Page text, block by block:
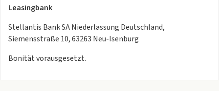
- Sprachsteuerung
- Touchscreen
- Induktionsladen für Smartphones
- Musikstreaming
Leasingbank
Stellantis Bank SA Niederlassung Deutschland,
Siemensstraße 10, 63263 Neu-Isenburg
Bonität vorausgesetzt.